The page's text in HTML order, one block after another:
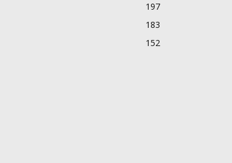
197
183
152